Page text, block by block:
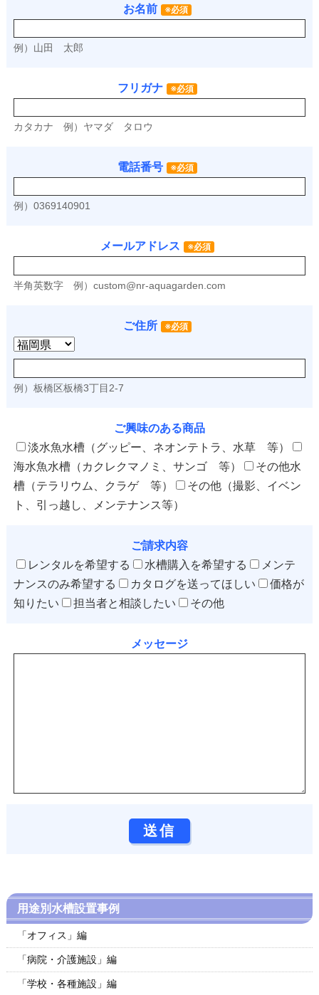
お名前 ※必須
例）山田 太郎
フリガナ ※必須
カタカナ 例）ヤマダ タロウ
電話番号 ※必須
例）0369140901
メールアドレス ※必須
半角英数字例） custom@nr-aquagarden.com
ご住所 ※必須
例）板橋区板橋3丁目2-7
ご興味のある商品
淡水魚水槽（グッピー、ネオンテトラ、水草 等）
海水魚水槽（カクレクマノミ、サンゴ 等）
その他水
槽（テラリウム、クラゲ 等）
その他（撮影、イベン
ト、引っ越し、メンテナンス等）
ご請求内容
レンタルを希望する
水槽購入を希望する
メンテ
ナンスのみ希望する
カタログを送ってほしい
価格が
知りたい
担当者と相談したい その他
メッセージ
用途別水槽設置事例
「オフィス」編
「病院・介護施設」編
「学校・各種施設」編